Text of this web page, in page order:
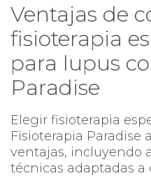
Ventajas de
fisioterapia
para lupus
Paradise
Elegir fisioterapia
Fisioterapia Paradise
ventajas, incluyendo
técnicas adaptadas a